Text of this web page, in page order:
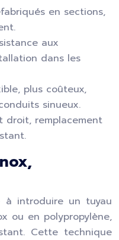
en sections,
aux
dans les
plus coûteux,
sinueux.
droit, remplacement
à introduire un tuyau
ou en polypropylène,
Cette technique